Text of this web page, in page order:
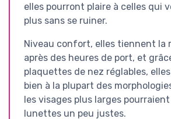
elles pourront plaire à celles qui
plus sans se ruiner.
Niveau confort, elles tiennent la
après des heures de port, et
plaquettes de nez réglables,
bien à la plupart des
les visages plus larges
lunettes un peu justes.